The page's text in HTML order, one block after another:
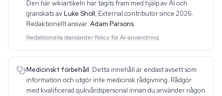
förstahandserfarenheten av odling — som spänner
Den här wikiartikeln har tagits fram med hjälp av AI och
granskats avLuke Sholl, External contributor since 2026.
Redaktionellt ansvar: Adam Parsons.
Redaktionella standarder·Policy för AI-användning
Medicinskt förbehåll. Detta innehåll är endast avsett som
information och utgör inte medicinsk rådgivning. Rådgör
med kvalificerad sjukvårdspersonal innan du använder någon